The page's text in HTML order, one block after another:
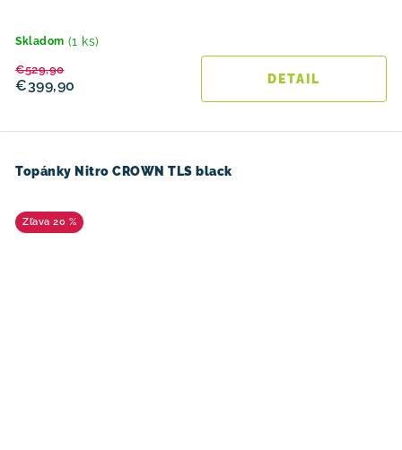
Skladom (1 ks)
€399,90
€529,90
DETAIL
Topánky Nitro CROWN TLS black
20 %